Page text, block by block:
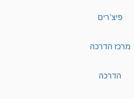
פיצ'רים
מרכז הדרכה
הדרכה